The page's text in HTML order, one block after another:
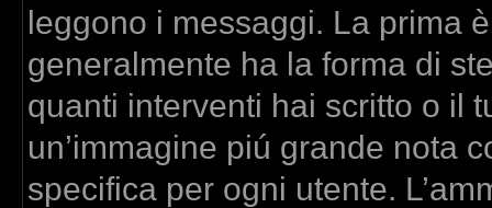
leggono i messaggi. La prima
generalmente ha la forma di
quanti interventi hai scritto o il
un’immagine piú grande nota
specifica per ogni utente.